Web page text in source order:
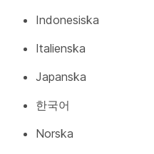
Indonesiska
Italienska
Japanska
한국어
Norska